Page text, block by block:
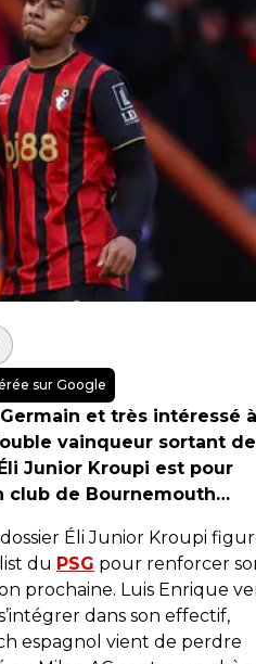
sur Google
et très intéressé à
vainqueur sortant
Junior Kroupi est pour
club de Bournemouth…
Éli Junior Kroupi
du PSG pour renforcer
prochaine. Luis Enrique
dans son effectif,
espagnol vient de perdre